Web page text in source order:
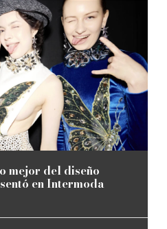
mejor del diseño
en Intermoda